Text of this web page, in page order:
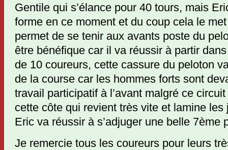
Gentile qui s’élance pour 40 tours, mais
forme en ce moment et du coup cela le
permet de se tenir aux avants poste du
être bénéfique car il va réussir à partir
de 10 coureurs, cette cassure du peloton
de la course car les hommes forts sont
travail participatif à l’avant malgré ce
cette côte qui revient très vite et lamine les
Eric va réussir à s’adjuger une belle 7ème
Je remercie tous les coureurs pour leurs